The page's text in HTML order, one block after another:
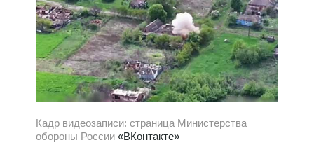
Кадр видеозаписи: страница Министерства
обороны России «ВКонтакте»